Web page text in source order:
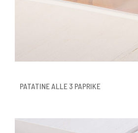
PATATINE ALLE 3 PAPRIKE